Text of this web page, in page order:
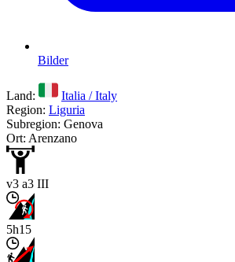
Bilder
Land:
Italia / Italy
Region: Liguria
Subregion: Genova
Ort: Arenzano
v3 a3 III
5h15